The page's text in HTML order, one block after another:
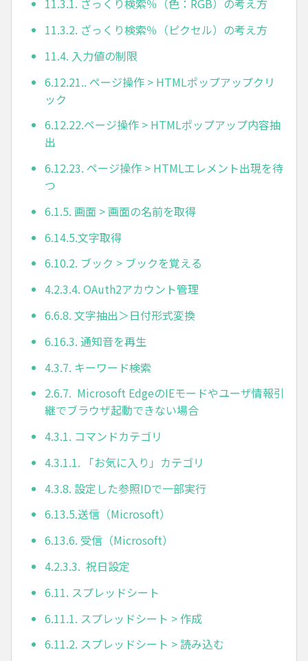
11.3.1. ざっくり検索％（色：RGB）の考え方
11.3.2. ざっくり検索％（ピクセル）の考え方
11.4. 入力値の制限
6.12.21.. ページ操作 > HTMLポップアップクリ
ック
6.12.22.ページ操作 > HTMLポップアップ内容抽
出
6.12.23. ページ操作 > HTMLエレメント出現を待
つ
6.1.5. 画面 > 画面の名前を取得
6.14.5.文字取得
6.10.2. ブック > ブックを覚える
4.2.3.4. OAuth2アカウント管理
6.6.8. 文字抽出＞日付形式変換
6.16.3. 通知音を再生
4.3.7. キーワード検索
2.6.7. Microsoft EdgeのIEモードやユーザ情報引
継でブラウザ起動できない場合
4.3.1. コマンドカテゴリ
4.3.1.1. 「お気に入り」カテゴリ
4.3.8. 設定した参照IDで一部実行
6.13.5.送信（Microsoft）
6.13.6. 受信（Microsoft）
4.2.3.3. 祝日設定
6.11. スプレッドシート
6.11.1. スプレッドシート > 作成
6.11.2. スプレッドシート > 読み込む